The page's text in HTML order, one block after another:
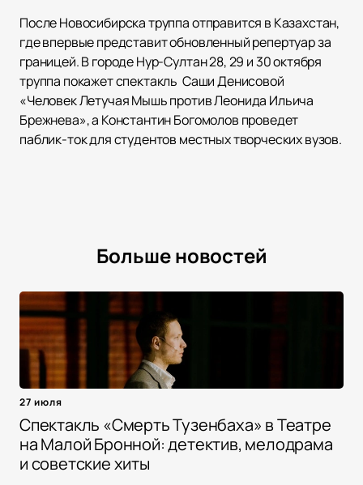
После Новосибирска труппа отправится в Казахстан,
где впервые представит обновленный репертуар за
границей. В городе Нур-Султан 28, 29 и 30 октября
труппа покажет спектакль Саши Денисовой
«Человек Летучая Мышь против Леонида Ильича
Брежнева», а Константин Богомолов проведет
паблик-ток для студентов местных творческих вузов.
Больше новостей
27 июля
Спектакль «Смерть Тузенбаха» в Театре
на Малой Бронной: детектив, мелодрама
и советские хиты